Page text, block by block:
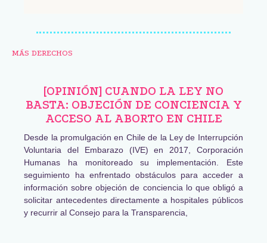
MÁS DERECHOS
[OPINIÓN] CUANDO LA LEY NO
BASTA: OBJECIÓN DE CONCIENCIA Y
ACCESO AL ABORTO EN CHILE
Desde la promulgación en Chile de la Ley de Interrupción
Voluntaria del Embarazo (IVE) en 2017, Corporación
Humanas ha monitoreado su implementación. Este
seguimiento ha enfrentado obstáculos para acceder a
información sobre objeción de conciencia lo que obligó a
solicitar antecedentes directamente a hospitales públicos
y recurrir al Consejo para la Transparencia,